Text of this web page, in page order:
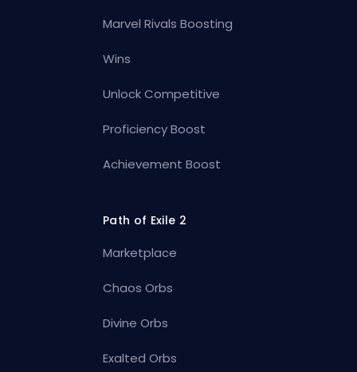
Marvel Rivals Boosting
Wins
Unlock Competitive
Proficiency Boost
Achievement Boost
Path of Exile 2
Marketplace
Chaos Orbs
Divine Orbs
Exalted Orbs